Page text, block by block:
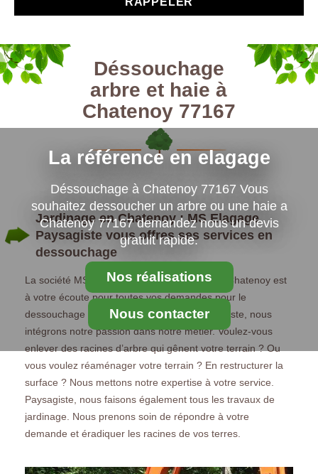
La référence en elagage
Déssouchage à Chatenoy 77167 Vous
souhaitez dessoucher un arbre ou une haie a
Chatenoy 77167 demandez nous un devis
gratuit rapide.
Nos réalisations
Nous contacter
Déssouchage
arbre et haie à
Chatenoy 77167
Jardinage en Chatenoy : MS Elagage
Paysagiste vous offres ses services en
dessouchage
La société MS Elagage Paysagiste située en Chatenoy est
à votre écoute pour toutes vos demandes pour le
dessouchage (arbres, haies). Société paysagiste, nous
intégrons notre passion dans notre métier. Voulez-vous
enlever des racines d’arbre qui gênent votre terrain ? Ou
vous voulez réaménager votre terrain ? En restructurer la
surface ? Nous mettons notre expertise à votre service.
Paysagiste, nous faisons également tous les travaux de
jardinage. Nous prenons soin de répondre à votre
demande et éradiquer les racines de vos terres.